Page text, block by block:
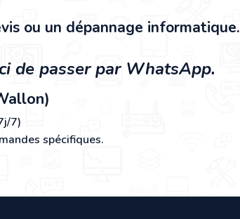
ou un dépannage informatique.
de passer par WhatsApp.
7)
spécifiques.